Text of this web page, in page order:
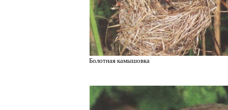
Болотная камышовка